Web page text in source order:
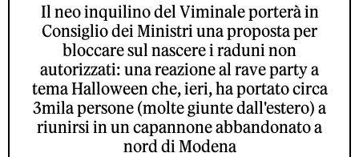
Il neo inquilino del Viminale porterà in
Consiglio dei Ministri una proposta per
bloccare sul nascere i raduni non
autorizzati: una reazione al rave party a
tema Halloween che, ieri, ha portato circa
3mila persone (molte giunte dall'estero) a
riunirsi in un capannone abbandonato a
nord di Modena